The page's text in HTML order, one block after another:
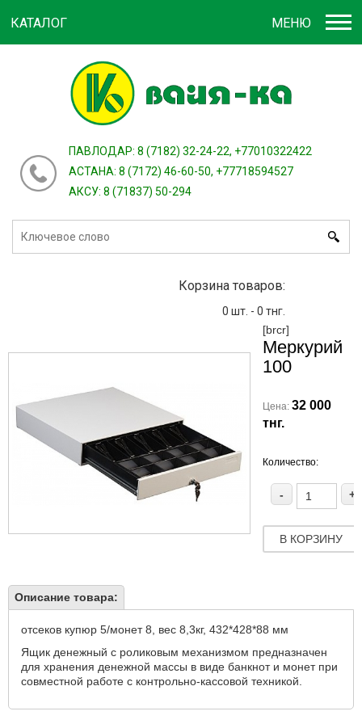
зарегистрироваться
ПАВЛОДАР: 8 (7182) 32-24-22, +77010322422
АСТАНА: 8 (7172) 46-60-50, +77718594527
АКСУ: 8 (71837) 50-294
Корзина товаров:
0 шт. - 0 тнг.
МЕНЮ
КАТАЛОГ
[brcr]
Меркурий
100
Цена: 32 000
тнг.
Количество:
+
-
В КОРЗИНУ
Описание товара:
отсеков купюр 5/монет 8, вес 8,3кг, 432*428*88 мм
Ящик денежный с роликовым механизмом предназначен
для хранения денежной массы в виде банкнот и монет при
совместной работе с контрольно-кассовой техникой.